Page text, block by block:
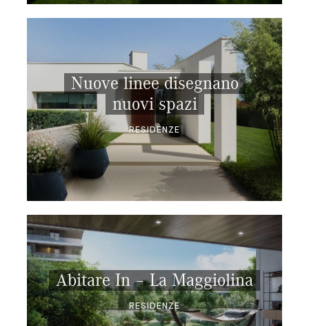
Nuove linee disegnano
nuovi spazi
RESIDENZE
Abitare In – La Maggiolina
RESIDENZE